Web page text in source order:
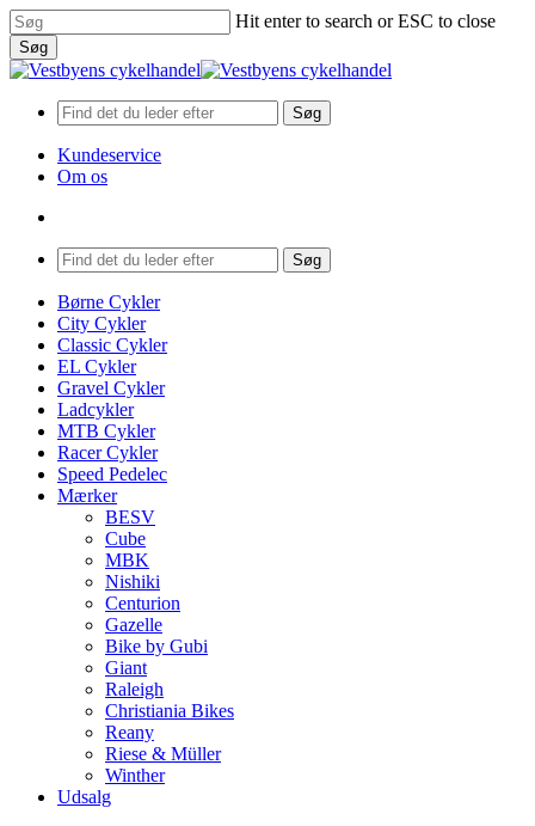
Skip
to
main
content
Hit enter to search or ESC to close
Søg
Close
Søg
Kundeservice
Om os
Menu
Søg
search
Menu
Børne Cykler
City Cykler
Classic Cykler
EL Cykler
Gravel Cykler
Ladcykler
MTB Cykler
Racer Cykler
Speed Pedelec
Mærker
BESV
Cube
MBK
Nishiki
Centurion
Gazelle
Bike by Gubi
Giant
Raleigh
Christiania Bikes
Reany
Riese & Müller
Winther
Udsalg